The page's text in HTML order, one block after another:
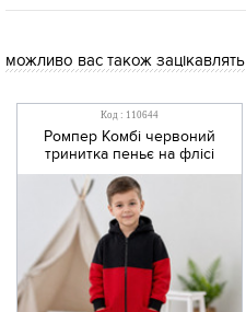
можливо вас також зацікавлять
Код : 110644
Ромпер Комбі червоний
тринитка пеньє на флісі